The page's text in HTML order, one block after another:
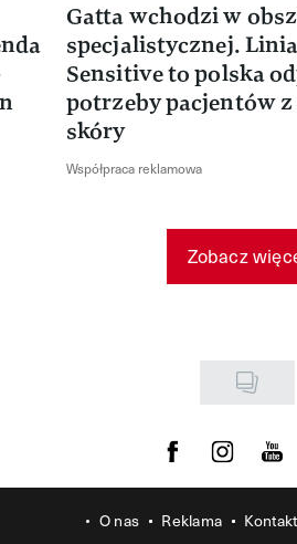
Gatta wchodzi w
specjalistycznej.
Sensitive to polska
potrzeby pacjentów
skóry
Współpraca reklamowa
Zobacz
Visit us on Facebook
Visit us onVisit
O nas Reklama Kontakt